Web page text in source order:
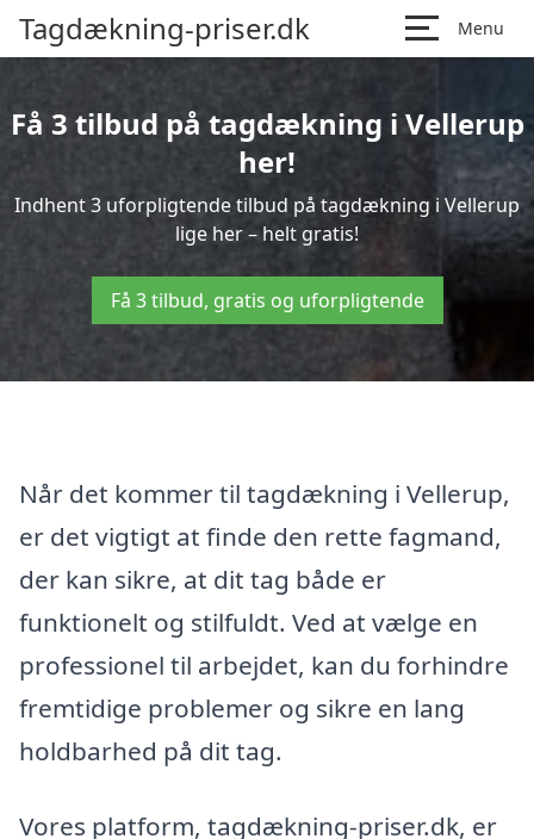
Tagdækning-priser.dk Menu
Få 3 tilbud på tagdækning i Vellerup
her!
Indhent 3 uforpligtende tilbud på tagdækning i Vellerup
lige her – helt gratis!
Få 3 tilbud, gratis og uforpligtende
Når det kommer til tagdækning i Vellerup,
er det vigtigt at finde den rette fagmand,
der kan sikre, at dit tag både er
funktionelt og stilfuldt. Ved at vælge en
professionel til arbejdet, kan du forhindre
fremtidige problemer og sikre en lang
holdbarhed på dit tag.
Vores platform, tagdækning-priser.dk, er